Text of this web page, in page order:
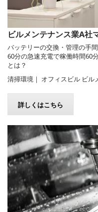
ビルメンテナンス業A社
バッテリーの交換・管理の手
60分の急速充電で稼働時間60
とは？
清掃環境｜ オフィスビル ビル
詳しくはこちら